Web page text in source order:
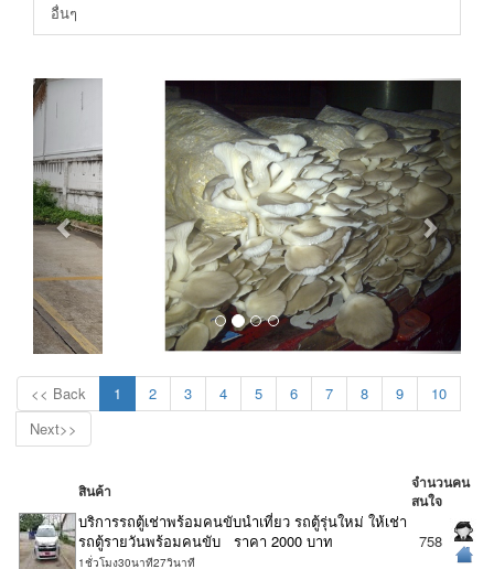
อื่นๆ
<< Back 1 2 3 4 5 6 7 8 9
10
Next>>
สินค้า
จำนวนคน
สนใจ
บริการรถตู้เช่าพร้อมคนขับนำเที่ยว รถตู้รุ่นใหม่ ให้เช่า
รถตู้รายวันพร้อมคนขับ ราคา 2000 บาท
1ชั่วโมง30นาที27วินาที
758